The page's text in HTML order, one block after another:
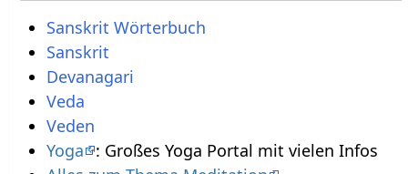
Sanskrit Wörterbuch
Sanskrit
Devanagari
Veda
Veden
Yoga
: Großes Yoga Portal mit vielen Infos